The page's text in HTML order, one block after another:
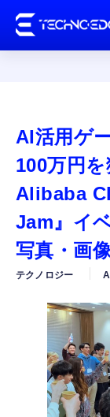
AI活用ゲ
100万円
Alibaba
Jam』イ
写真・画
テクノロジー AI